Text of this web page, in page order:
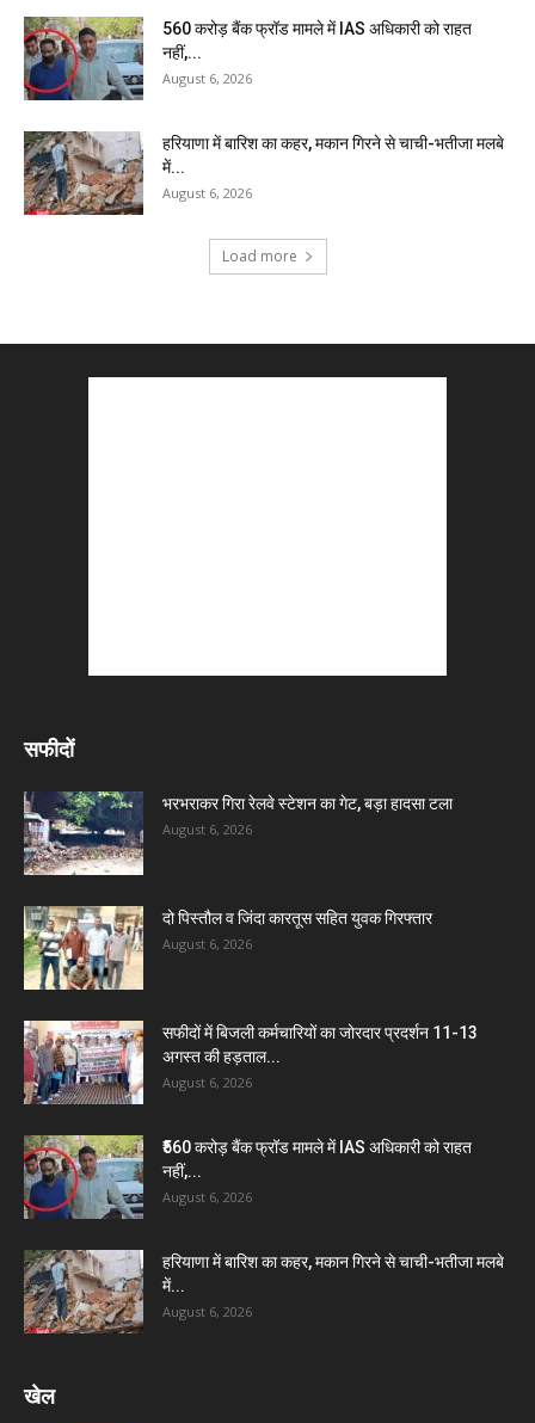
₹560 करोड़ बैंक फ्रॉड मामले में IAS अधिकारी को राहत
नहीं,...
August 6, 2026
हरियाणा में बारिश का कहर, मकान गिरने से चाची-भतीजा मलबे
में...
August 6, 2026
Load more
सफीदों
भरभराकर गिरा रेलवे स्टेशन का गेट, बड़ा हादसा टला
August 6, 2026
दो पिस्तौल व जिंदा कारतूस सहित युवक गिरफ्तार
August 6, 2026
सफीदों में बिजली कर्मचारियों का जोरदार प्रदर्शन 11-13
अगस्त की हड़ताल...
August 6, 2026
₹560 करोड़ बैंक फ्रॉड मामले में IAS अधिकारी को राहत
नहीं,...
August 6, 2026
हरियाणा में बारिश का कहर, मकान गिरने से चाची-भतीजा मलबे
में...
August 6, 2026
खेल